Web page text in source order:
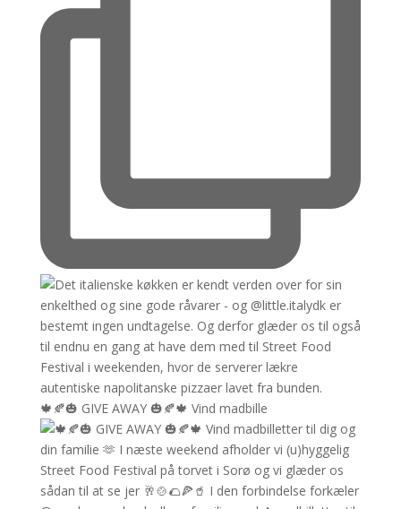
🍁🍂🎃 GIVE AWAY 🎃🍂🍁 Vind madbille